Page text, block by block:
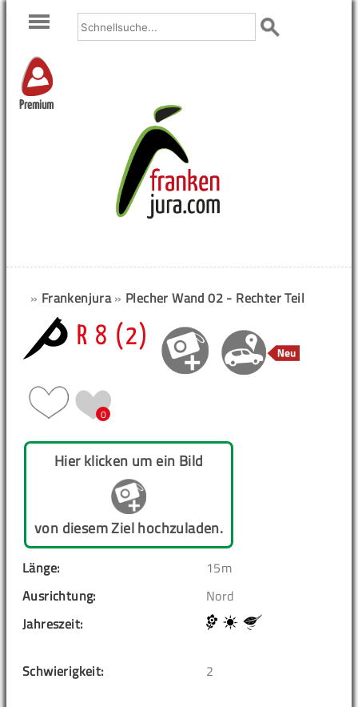
Premium
» Frankenjura» Plecher Wand 02 - Rechter Teil
R 8 (2)
0
Hier klicken um ein Bild
von diesem Ziel hochzuladen.
Länge:
15m
Ausrichtung:
Nord
Jahreszeit:
Schwierigkeit: 2